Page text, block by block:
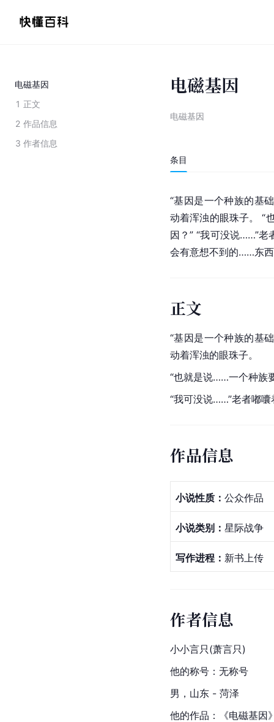
电磁基因
1 正文
2 作品信息
3 作者信息
电磁基因
电磁基因
条目
“基因是一个种族的基
动着浑浊的眼珠子。 “
因？” “我可没说……”老
会有意想不到的……东
正文
“基因是一个种族的基
动着浑浊的眼珠子。
“也就是说……一个种族
“我可没说……”老者嘟
作品信息
小说性质： 公众作品
小说类别： 星际战争
写作进程： 新书上传
作者信息
小小言只(萧言只)
他的称号：无称号
男，山东 - 菏泽
他的作品：《电磁基因